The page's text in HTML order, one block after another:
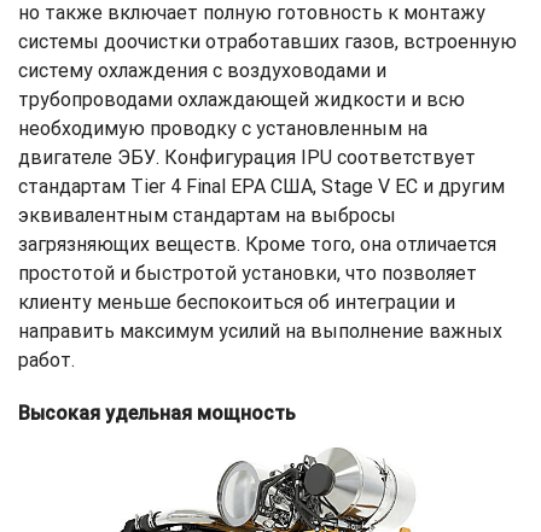
но также включает полную готовность к монтажу
системы доочистки отработавших газов, встроенную
систему охлаждения с воздуховодами и
трубопроводами охлаждающей жидкости и всю
необходимую проводку с установленным на
двигателе ЭБУ. Конфигурация IPU соответствует
стандартам Tier 4 Final EPA США, Stage V ЕС и другим
эквивалентным стандартам на выбросы
загрязняющих веществ. Кроме того, она отличается
простотой и быстротой установки, что позволяет
клиенту меньше беспокоиться об интеграции и
направить максимум усилий на выполнение важных
работ.
Высокая удельная мощность